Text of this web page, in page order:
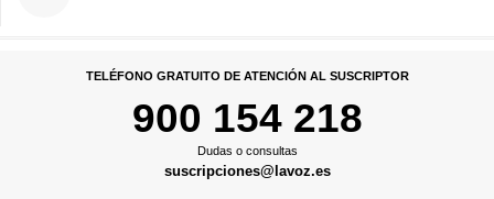
TELÉFONO GRATUITO DE ATENCIÓN AL SUSCRIPTOR
900 154 218
Dudas o consultas
suscripciones@lavoz.es